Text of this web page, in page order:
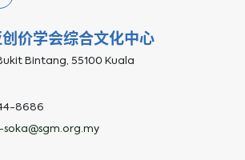
价学会综合文化中心
Bintang, 55100 Kuala
8686